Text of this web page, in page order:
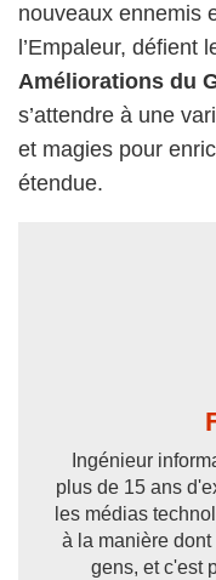
nouveaux ennemis
l’Empaleur, défient
Améliorations du
s’attendre à une
et magies pour
étendue.
Ingénieur
plus de 15 ans
les médias
à la manière
gens, et c'est